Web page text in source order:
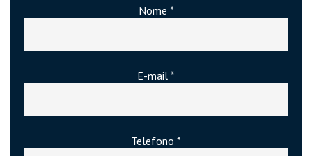
Nome *
E-mail *
Telefono *